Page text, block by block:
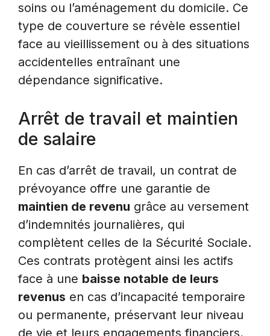
soins ou l’aménagement du domicile. Ce
type de couverture se révèle essentiel
face au vieillissement ou à des situations
accidentelles entraînant une
dépendance significative.
Arrêt de travail et maintien
de salaire
En cas d’arrêt de travail, un contrat de
prévoyance offre une garantie de
maintien de revenu grâce au versement
d’indemnités journalières, qui
complètent celles de la Sécurité Sociale.
Ces contrats protègent ainsi les actifs
face à une baisse notable de leurs
revenus en cas d’incapacité temporaire
ou permanente, préservant leur niveau